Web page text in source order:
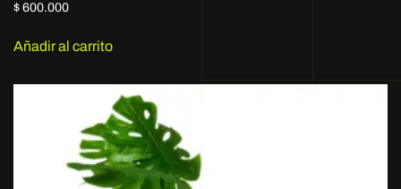
$ 600.000
Añadir al carrito